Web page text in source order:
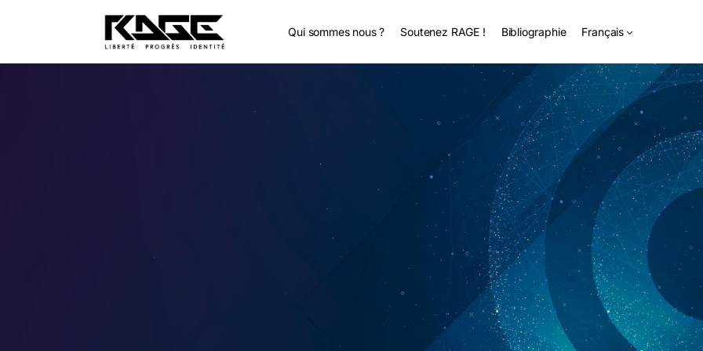
Qui sommes nous ? Soutenez RAGE ! Bibliographie Français